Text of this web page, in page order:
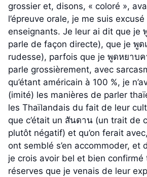
grossier et, disons, « coloré »,
l’épreuve orale, je me suis
enseignants. Je leur ai dit que je
parle de façon directe), que je พูด
rudesse), parfois que je พูดหยาบ
parle grossièrement, avec
qu’étant américain à 100 %, je
(imité) les manières de parler
les Thaïlandais du fait de leur
que c’était un สันดาน (un trait de
plutôt négatif) et qu’on ferait
ont semblé s’en accommoder, et
je crois avoir bel et bien confirmé
réserves que je venais de leur